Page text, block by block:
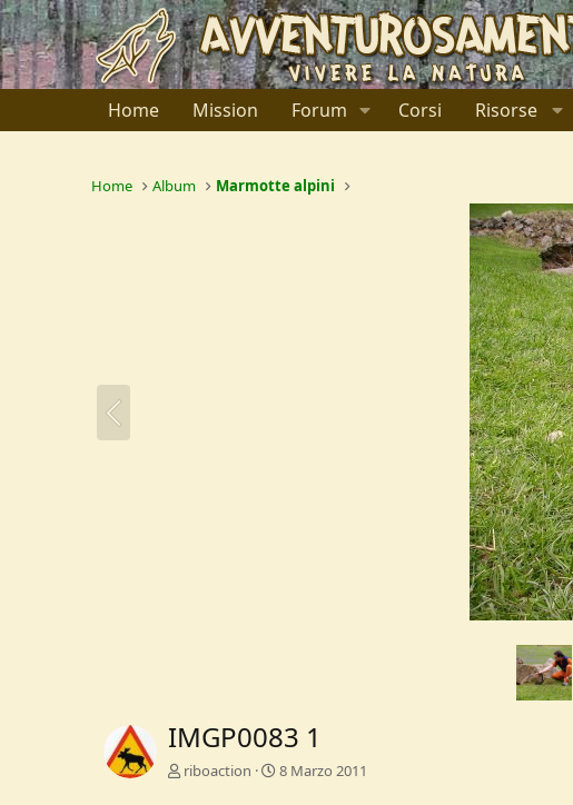
Home Mission Forum Corsi Risorse
Home Album Marmotte alpini
IMGP0083 1
riboaction 8 Marzo 2011